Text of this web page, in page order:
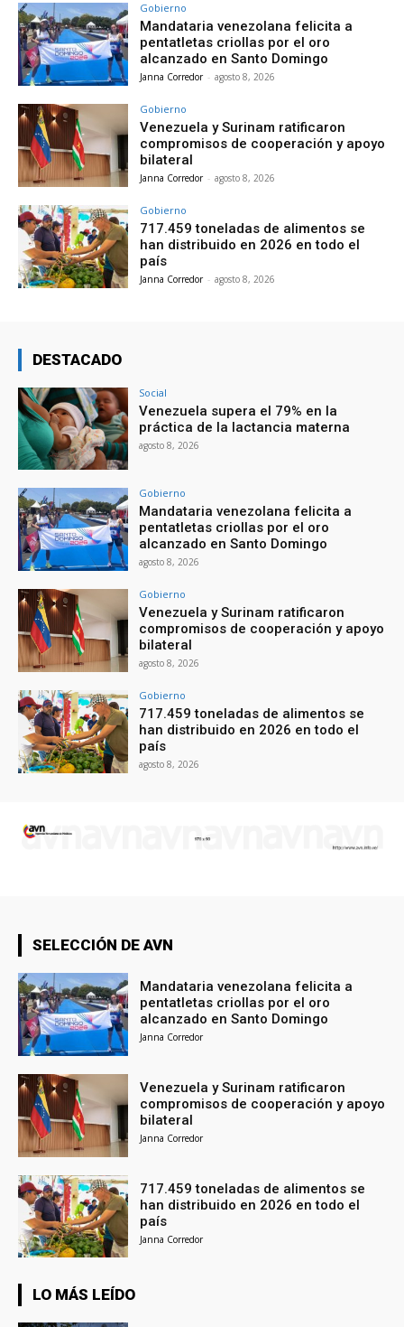
Gobierno
Mandataria venezolana felicita a
pentatletas criollas por el oro
alcanzado en Santo Domingo
Janna Corredor - agosto 8, 2026
Gobierno
Venezuela y Surinam ratificaron
compromisos de cooperación y apoyo
bilateral
Janna Corredor - agosto 8, 2026
Gobierno
717.459 toneladas de alimentos se
han distribuido en 2026 en todo el
país
Janna Corredor - agosto 8, 2026
DESTACADO
Social
Venezuela supera el 79% en la
práctica de la lactancia materna
agosto 8, 2026
Gobierno
Mandataria venezolana felicita a
pentatletas criollas por el oro
alcanzado en Santo Domingo
agosto 8, 2026
Gobierno
Venezuela y Surinam ratificaron
compromisos de cooperación y apoyo
bilateral
agosto 8, 2026
Gobierno
717.459 toneladas de alimentos se
han distribuido en 2026 en todo el
país
agosto 8, 2026
SELECCIÓN DE AVN
Mandataria venezolana felicita a
pentatletas criollas por el oro
alcanzado en Santo Domingo
Janna Corredor
Venezuela y Surinam ratificaron
compromisos de cooperación y apoyo
bilateral
Janna Corredor
717.459 toneladas de alimentos se
han distribuido en 2026 en todo el
país
Janna Corredor
LO MÁS LEÍDO